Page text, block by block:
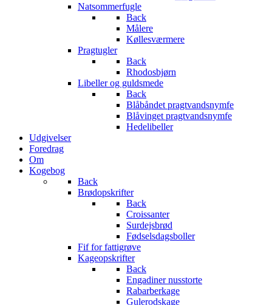
Natsommerfugle
Back
Målere
Køllesværmere
Pragtugler
Back
Rhodosbjørn
Libeller og guldsmede
Back
Blåbåndet pragtvandsnymfe
Blåvinget pragtvandsnymfe
Hedelibeller
Udgivelser
Foredrag
Om
Kogebog
Back
Brødopskrifter
Back
Croissanter
Surdejsbrød
Fødselsdagsboller
Fif for fattigrøve
Kageopskrifter
Back
Engadiner nusstorte
Rabarberkage
Gulerodskage